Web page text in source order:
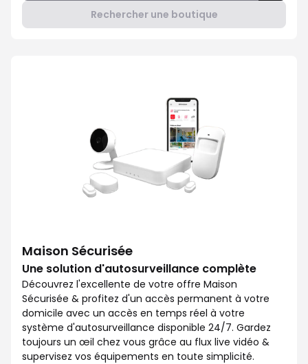
Rechercher une boutique
Maison Sécurisée
Une solution d'autosurveillance complète
Découvrez l'excellente de votre offre Maison
Sécurisée & profitez d'un accès permanent à votre
domicile avec un accès en temps réel à votre
système d'autosurveillance disponible 24/7. Gardez
toujours un œil chez vous grâce au flux live vidéo &
supervisez vos équipements en toute simplicité.